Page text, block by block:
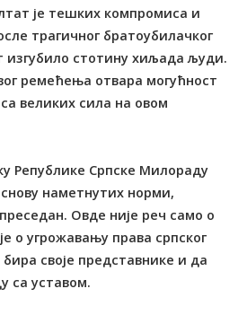
је тешких компромиса и
трагичног братоубилачког
изгубило стотину хиљада људи.
ремећења отвара могућност
великих сила на овом
Републике Српске Милораду
наметнутих норми,
Овде није реч само о
о угрожавању права српског
своје представнике и да
са уставом.